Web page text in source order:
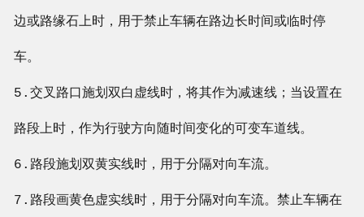
边或路缘石上时，用于禁止车辆在路边长时间或临时停
车。
5.交叉路口施划双白虚线时，将其作为减速线；当设置在
路段上时，作为行驶方向随时间变化的可变车道线。
6.路段施划双黄实线时，用于分隔对向车流。
7.路段画黄色虚实线时，用于分隔对向车流。禁止车辆在